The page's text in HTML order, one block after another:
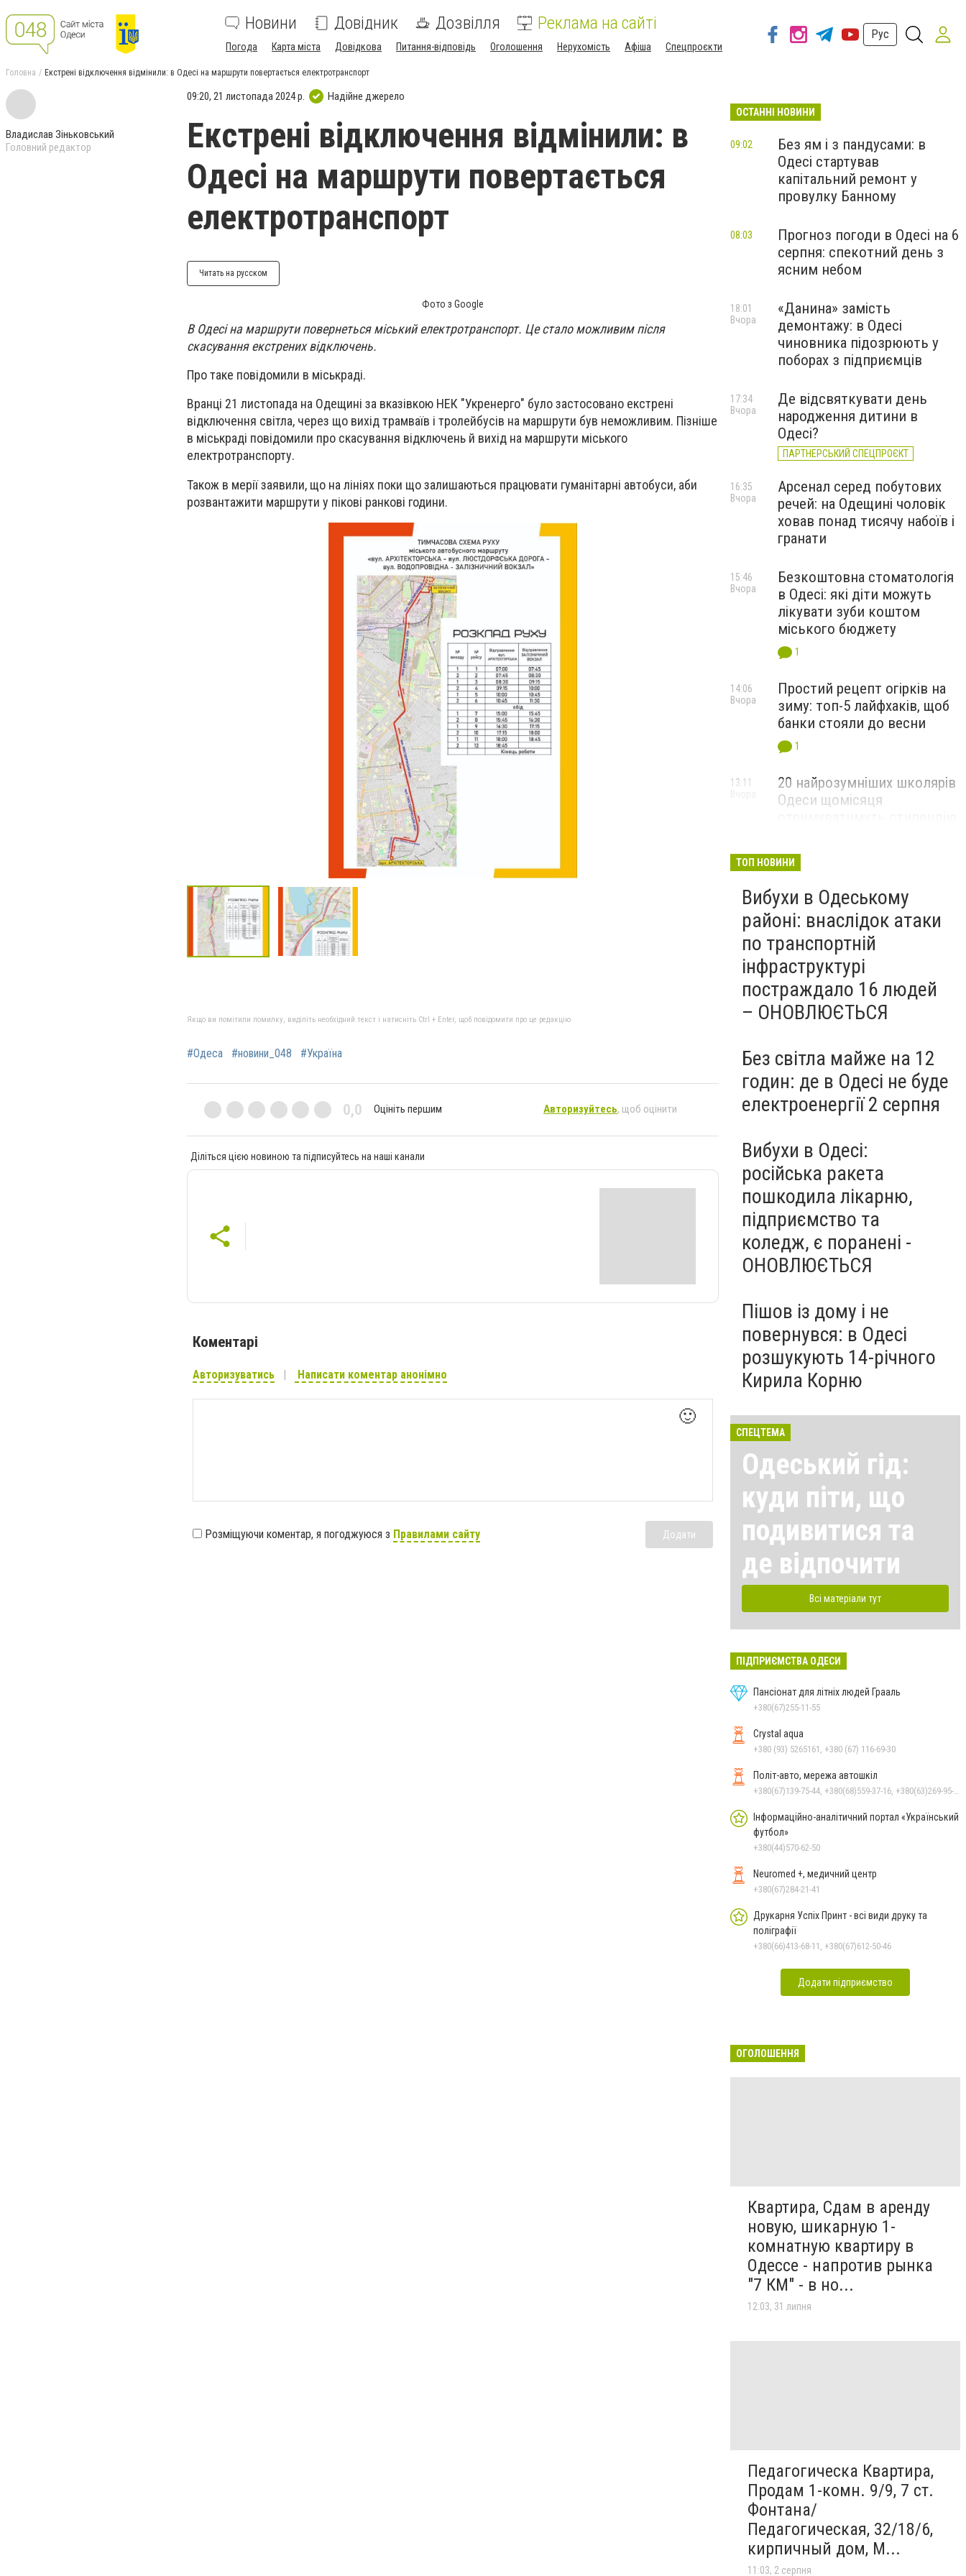
Новини Довідник Дозвілля Реклама на сайті
Погода Карта міста Довідкова Питання-відповідь Оголошення Нерухомість Афіша Спецпроєкти
Рус
Головна Екстрені відключення відмінили: в Одесі на маршрути повертається електротранспорт
Владислав Зіньковський
Головний редактор
09:20, 21 листопада 2024 р. Надійне джерело
Екстрені відключення відмінили: в
Одесі на маршрути повертається
електротранспорт
Читать на русском
Фото з Google
В Одесі на маршрути повернеться міський електротранспорт. Це стало можливим після
скасування екстрених відключень.
Про таке повідомили в міськраді.
Вранці 21 листопада на Одещині за вказівкою НЕК "Укренерго" було застосовано екстрені
відключення світла, через що вихід трамваїв і тролейбусів на маршрути був неможливим. Пізніше
в міськраді повідомили про скасування відключень й вихід на маршрути міського
електротранспорту.
Також в мерії заявили, що на лініях поки що залишаються працювати гуманітарні автобуси, аби
розвантажити маршрути у пікові ранкові години.
Якщо ви помітили помилку, виділіть необхідний текст і натисніть Ctrl + Enter, щоб повідомити про це редакцію
#Одеса #новини_048 #Україна
0,0 Оцініть першим Авторизуйтесь, щоб оцінити
Діліться цією новиною та підписуйтесь на наші канали
Коментарі
Авторизуватись Написати коментар анонімно
🙂
Розміщуючи коментар, я погоджуюся з Правилами сайту Додати
ОСТАННІ НОВИНИ
Без ям і з пандусами: в
Одесі стартував
капітальний ремонт у
провулку Банному
09:02
Прогноз погоди в Одесі на 6
серпня: спекотний день з
ясним небом
08:03
«Данина» замість
демонтажу: в Одесі
чиновника підозрюють у
поборах з підприємців
18:01
Вчора
Де відсвяткувати день
народження дитини в
Одесі?
ПАРТНЕРСЬКИЙ СПЕЦПРОЄКТ
17:34
Вчора
Арсенал серед побутових
речей: на Одещині чоловік
ховав понад тисячу набоїв і
гранати
16:35
Вчора
Безкоштовна стоматологія
в Одесі: які діти можуть
лікувати зуби коштом
міського бюджету
1
15:46
Вчора
Простий рецепт огірків на
зиму: топ-5 лайфхаків, щоб
банки стояли до весни
1
14:06
Вчора
20 найрозумніших школярів
Одеси щомісяця
13:11
ТОП НОВИНИ
Вибухи в Одеському
районі: внаслідок атаки
по транспортній
інфраструктурі
постраждало 16 людей
– ОНОВЛЮЄТЬСЯ
Без світла майже на 12
годин: де в Одесі не буде
електроенергії 2 серпня
Вибухи в Одесі:
російська ракета
пошкодила лікарню,
підприємство та
коледж, є поранені -
ОНОВЛЮЄТЬСЯ
Пішов із дому і не
повернувся: в Одесі
розшукують 14-річного
Кирила Корню
СПЕЦТЕМА
Одеський гід:
куди піти, що
подивитися та
де відпочити
Всі матеріали тут
ПІДПРИЄМСТВА ОДЕСИ
Пансіонат для літніх людей Грааль
+380(67)255-11-55
Crystal aqua
+380 (93) 5265161, +380 (67) 116-69-30
Політ-авто, мережа автошкіл
Інформаційно-аналітичний портал «Український
футбол»
+380(44)570-62-50
Neuromed +, медичний центр
+380(67)284-21-41
Друкарня Успіх Принт - всі види друку та
поліграфії
+380(66)413-68-11, +380(67)612-50-46
Додати підприємство
ОГОЛОШЕННЯ
Квартира, Сдам в аренду
новую, шикарную 1-
комнатную квартиру в
Одессе - напротив рынка
"7 КМ" - в но...
12:03, 31 липня
Педагогическа Квартира,
Продам 1-комн. 9/9, 7 ст.
Фонтана/
Педагогическая, 32/18/6,
кирпичный дом, М...
11:03, 2 серпня